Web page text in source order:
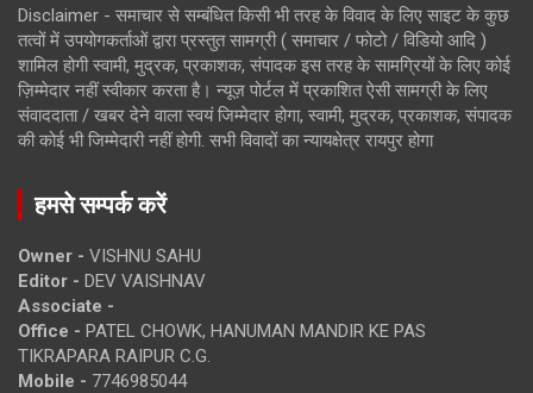
Disclaimer - समाचार से सम्बंधित किसी भी तरह के विवाद के लिए साइट के कुछ
तत्वों में उपयोगकर्ताओं द्वारा प्रस्तुत सामग्री ( समाचार / फोटो / विडियो आदि )
शामिल होगी स्वामी, मुद्रक, प्रकाशक, संपादक इस तरह के सामग्रियों के लिए कोई
ज़िम्मेदार नहीं स्वीकार करता है। न्यूज़ पोर्टल में प्रकाशित ऐसी सामग्री के लिए
संवाददाता / खबर देने वाला स्वयं जिम्मेदार होगा, स्वामी, मुद्रक, प्रकाशक, संपादक
की कोई भी जिम्मेदारी नहीं होगी. सभी विवादों का न्यायक्षेत्र रायपुर होगा
हमसे सम्पर्क करें
Owner - VISHNU SAHU
Editor - DEV VAISHNAV
Associate -
Office - PATEL CHOWK, HANUMAN MANDIR KE PAS
TIKRAPARA RAIPUR C.G.
Mobile - 7746985044